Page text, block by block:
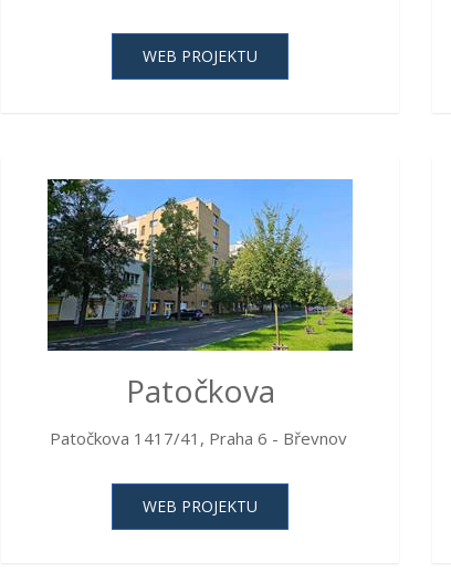
WEB PROJEKTU
Patočkova
Patočkova 1417/41, Praha 6 - Břevnov
WEB PROJEKTU